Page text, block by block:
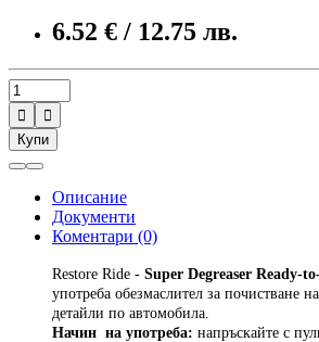
6.52 € / 12.75 лв.


Купи
Описание
Документи
Коментари (0)
Restore Ride - Super Degreaser Ready-
употреба обезмаслител за почистване
детайли по автомобила.
Начин на употреба: напръскайте с